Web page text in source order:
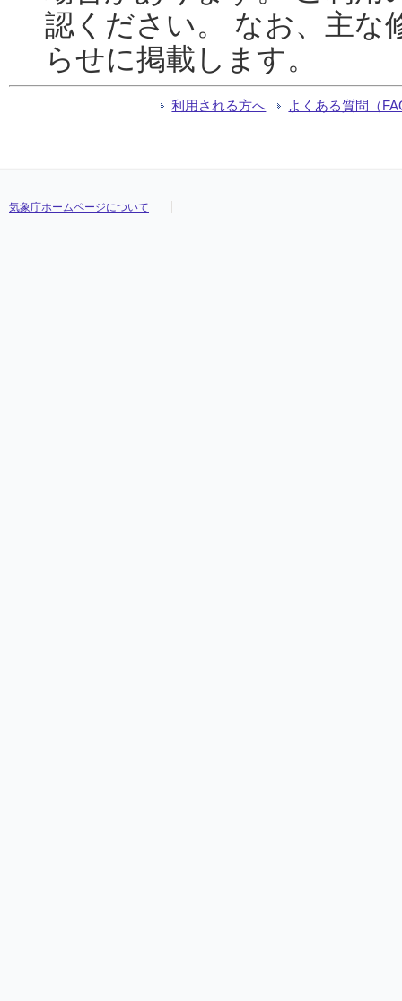
認ください。 なお、主な
らせに掲載します。
利用される方へ よくある質問（
気象庁ホームページについて